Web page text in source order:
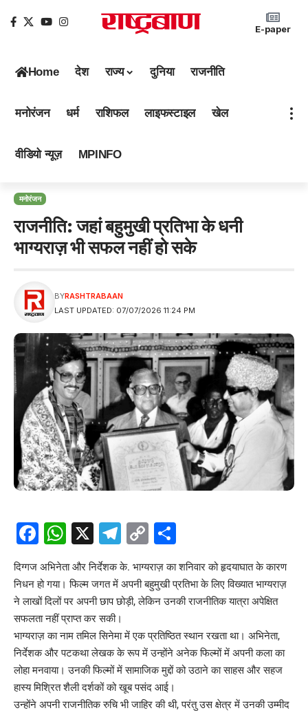
E-paper
Home देश राज्य दुनिया राजनीति
मनोरंजन धर्म राशिफल लाइफस्टाइल खेल
वीडियो न्यूज़ MPINFO
मनोरंजन
राजनीति: जहां बहुमुखी प्रतिभा के धनी
भाग्यराज़ भी सफल नहीं हो सके
LAST UPDATED: 07/07/2026 11:24 PM
BYRASHTRABAAN
Facebook
WhatsApp
X Telegram
Copy
Link
दिग्गज अभिनेता और निर्देशक के. भाग्यराज़ का शनिवार को हृदयाघात के कारण
निधन हो गया। फिल्म जगत में अपनी बहुमुखी प्रतिभा के लिए विख्यात भाग्यराज़
ने लाखों दिलों पर अपनी छाप छोड़ी, लेकिन उनकी राजनीतिक यात्रा अपेक्षित
सफलता नहीं प्राप्त कर सकी।
भाग्यराज़ का नाम तमिल सिनेमा में एक प्रतिष्ठित स्थान रखता था। अभिनेता,
निर्देशक और पटकथा लेखक के रूप में उन्होंने अनेक फिल्मों में अपनी कला का
लोहा मनवाया। उनकी फिल्मों में सामाजिक मुद्दों को उठाने का साहस और सहज
हास्य मिश्रित शैली दर्शकों को खूब पसंद आई।
उन्होंने अपनी राजनीतिक रुचि भी जाहिर की थी, परंतु उस क्षेत्र में उनकी उम्मीद